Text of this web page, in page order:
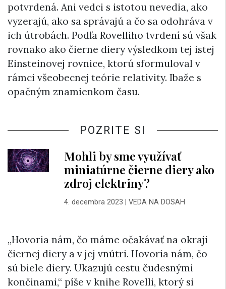
potvrdená. Ani vedci s istotou nevedia, ako
vyzerajú, ako sa správajú a čo sa odohráva v
ich útrobách. Podľa Rovelliho tvrdení sú však
rovnako ako čierne diery výsledkom tej istej
Einsteinovej rovnice, ktorú sformuloval v
rámci všeobecnej teórie relativity. Ibaže s
opačným znamienkom času.
POZRITE SI
Mohli by sme využívať
miniatúrne čierne diery ako
zdroj elektriny?
4. decembra 2023 VEDA NA DOSAH
„Hovoria nám, čo máme očakávať na okraji
čiernej diery a v jej vnútri. Hovoria nám, čo
sú biele diery. Ukazujú cestu čudesnými
končinami,“ píše v knihe Rovelli, ktorý si